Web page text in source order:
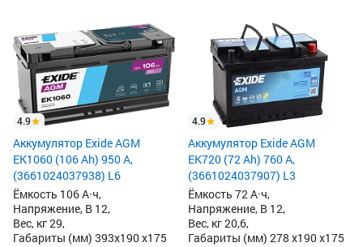
4.9
Аккумулятор Exide AGM
EK1060 (106 Ah) 950 А,
(3661024037938) L6
Ёмкость 106 А·ч,
Напряжение, В 12,
Вес, кг 29,
Габариты (мм) 393x190 x175
4.9
Аккумулятор Exide AGM
EK720 (72 Ah) 760 А,
(3661024037907) L3
Ёмкость 72 А·ч,
Напряжение, В 12,
Вес, кг 20,6,
Габариты (мм) 278 x190 x175